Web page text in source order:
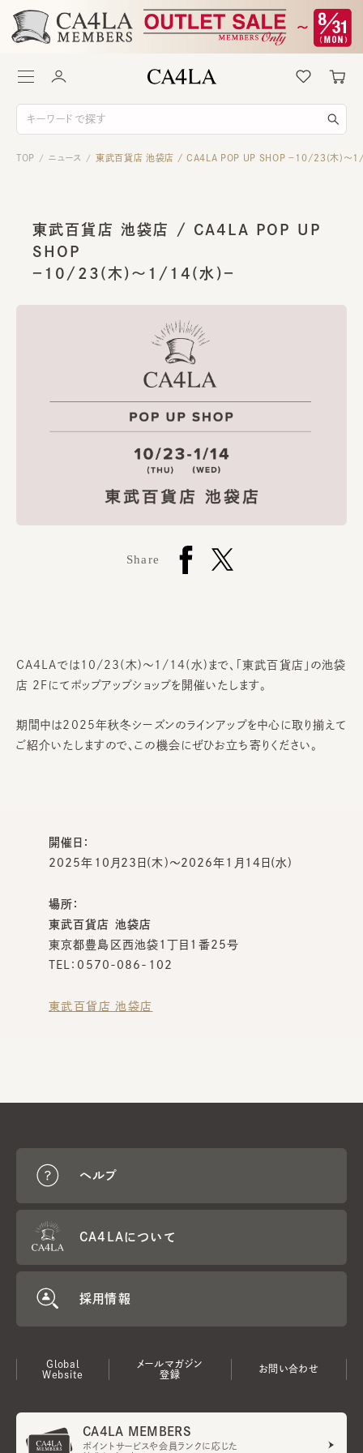
TOP / ニュース / 東武百貨店 池袋店 / CA4LA POP UP SHOP －10/23(木)～
東武百貨店 池袋店 / CA4LA POP UP
SHOP
－10/23(木)～1/14(水)－
Share
CA4LAでは10/23(木)～1/14(水)まで、「東武百貨店」の池袋
店 2Fにてポップアップショップを開催いたします。
期間中は2025年秋冬シーズンのラインアップを中心に取り揃えて
ご紹介いたしますので、この機会にぜひお立ち寄りください。
開催日：
2025年10月23日(木)～2026年1月14日(水)
場所：
東武百貨店 池袋店
東京都豊島区西池袋1丁目1番25号
TEL：0570-086-102
東武百貨店 池袋店
ヘルプ
CA4LAについて
採用情報
Global
Website
メールマガジン
登録
お問い合わせ
CA4LA MEMBERS
ポイントサービスや会員ランクに応じた